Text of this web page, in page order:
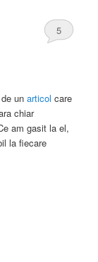
5
un articol care
chiar
am gasit la el,
la fiecare